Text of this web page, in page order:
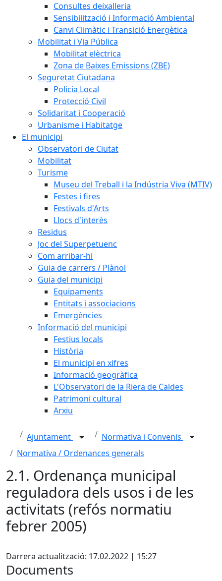
Consultes deixalleria
Sensibilització i Informació Ambiental
Canvi Climàtic i Transició Energètica
Mobilitat i Via Pública
Mobilitat elèctrica
Zona de Baixes Emissions (ZBE)
Seguretat Ciutadana
Policia Local
Protecció Civil
Solidaritat i Cooperació
Urbanisme i Habitatge
El municipi
Observatori de Ciutat
Mobilitat
Turisme
Museu del Treball i la Indústria Viva (MTIV)
Festes i fires
Festivals d'Arts
Llocs d'interès
Residus
Joc del Superpetuenc
Com arribar-hi
Guia de carrers / Plànol
Guia del municipi
Equipaments
Entitats i associacions
Emergències
Informació del municipi
Festius locals
Història
El municipi en xifres
Informació geogràfica
L'Observatori de la Riera de Caldes
Patrimoni cultural
Arxiu
Ajuntament
Normativa i Convenis
Normativa / Ordenances generals
2.1. Ordenança municipal
reguladora dels usos i de les
activitats (refós normatiu
febrer 2005)
Darrera actualització: 17.02.2022 | 15:27
Documents